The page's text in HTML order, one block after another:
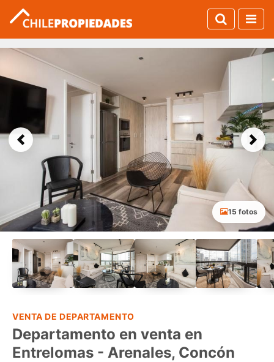
Previous Next
15 fotos
VENTA DE DEPARTAMENTO
Departamento en venta en
Entrelomas - Arenales, Concón